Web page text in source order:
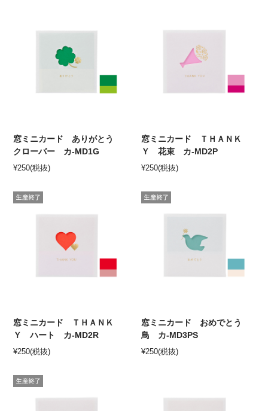
窓ミニカード ありがとう
クローバー カ-MD1G
¥250(税抜)
窓ミニカード ＴＨＡＮＫ
Ｙ 花束 カ-MD2P
¥250(税抜)
窓ミニカード ＴＨＡＮＫ
Ｙ ハート カ-MD2R
¥250(税抜)
窓ミニカード おめでとう
鳥 カ-MD3PS
¥250(税抜)